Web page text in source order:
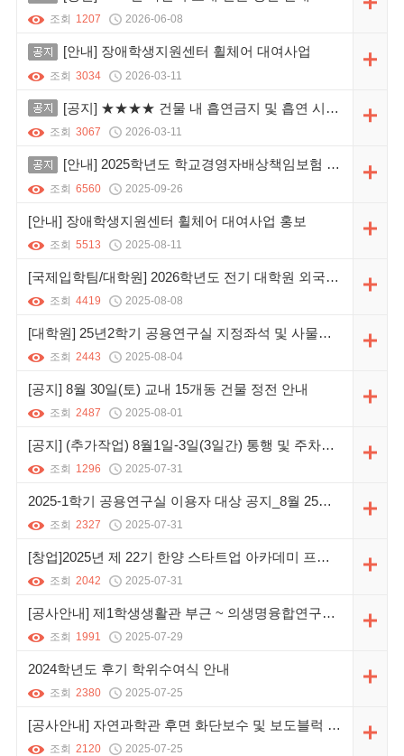
조회 1207 2026-06-08
공지 [안내] 장애학생지원센터 휠체어 대여사업
조회 3034 2026-03-11
공지 [공지] ★★★★ 건물 내 흡연금지 및 흡연 시 흡연장소 준수 ★★★★
조회 3067 2026-03-11
공지 [안내] 2025학년도 학교경영자배상책임보험 가입 내역 및 청구 절차 안내
조회 6560 2025-09-26
[안내] 장애학생지원센터 휠체어 대여사업 홍보
조회 5513 2025-08-11
[국제입학팀/대학원] 2026학년도 전기 대학원 외국인 특별전형 일정안내
조회 4419 2025-08-08
[대학원] 25년2학기 공용연구실 지정좌석 및 사물함, 출입권한 신청 안내
조회 2443 2025-08-04
[공지] 8월 30일(토) 교내 15개동 건물 정전 안내
조회 2487 2025-08-01
[공지] (추가작업) 8월1일-3일(3일간) 통행 및 주차통제 안내
조회 1296 2025-07-31
2025-1학기 공용연구실 이용자 대상 공지_8월 25일까지 개인물품 정리
조회 2327 2025-07-31
[창업]2025년 제 22기 한양 스타트업 아카데미 프로그램 모집
조회 2042 2025-07-31
[공사안내] 제1학생생활관 부근 ~ 의생명융합연구센터 신축부지
조회 1991 2025-07-29
2024학년도 후기 학위수여식 안내
조회 2380 2025-07-25
[공사안내] 자연과학관 후면 화단보수 및 보도블럭 시설공사 안내
조회 2120 2025-07-25